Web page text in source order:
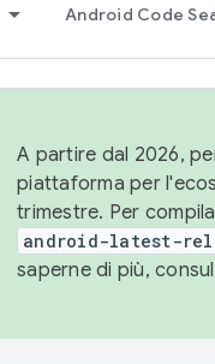
Android Code
A partire dal 2026,
piattaforma per
trimestre. Per
android-latest-
saperne di più,